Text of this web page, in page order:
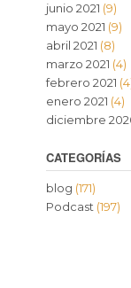
junio 2021 (9)
mayo 2021 (9)
abril 2021 (8)
marzo 2021 (4)
febrero 2021
enero 2021 (4)
diciembre
CATEGORÍAS
blog (171)
Podcast (197)